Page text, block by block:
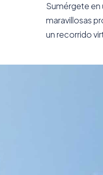
Sumérgete en
maravillosas
un recorrido